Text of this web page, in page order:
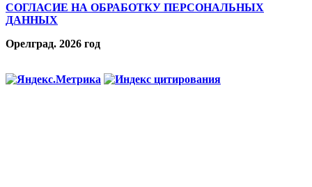
СОГЛАСИЕ НА ОБРАБОТКУ ПЕРСОНАЛЬНЫХ
ДАННЫХ
Орелград. 2026 год